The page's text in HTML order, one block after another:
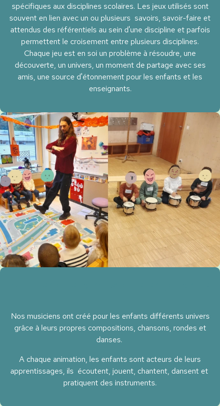
spécifiques aux disciplines scolaires. Les jeux utilisés sont
souvent en lien avec un ou plusieurs savoirs, savoir-faire et
attendus des référentiels au sein d'une discipline et parfois
permettent le croisement entre plusieurs disciplines.
Chaque jeu est en soi un problème à résoudre, une
découverte, un univers, un moment de partage avec ses
amis, une source d'étonnement pour les enfants et les
enseignants.
Nos musiciens ont créé pour les enfants différents univers
grâce à leurs propres compositions, chansons, rondes et
danses.
A chaque animation, les enfants sont acteurs de leurs
apprentissages, ils écoutent, jouent, chantent, dansent et
pratiquent des instruments.